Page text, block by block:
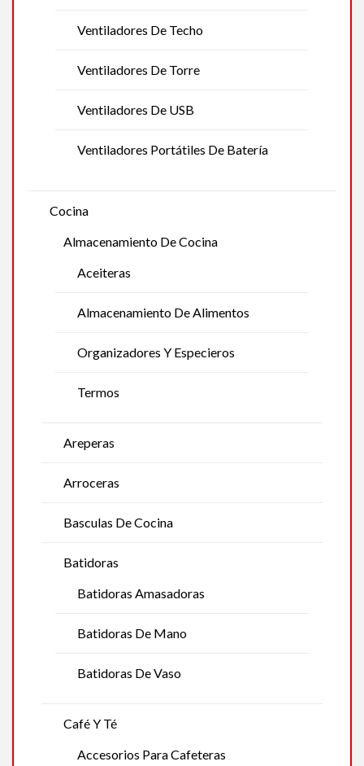
Ventiladores De Techo
Ventiladores De Torre
Ventiladores De USB
Ventiladores Portátiles De Batería
Cocina
Almacenamiento De Cocina
Aceiteras
Almacenamiento De Alimentos
Organizadores Y Especieros
Termos
Areperas
Arroceras
Basculas De Cocina
Batidoras
Batidoras Amasadoras
Batidoras De Mano
Batidoras De Vaso
Café Y Té
Accesorios Para Cafeteras